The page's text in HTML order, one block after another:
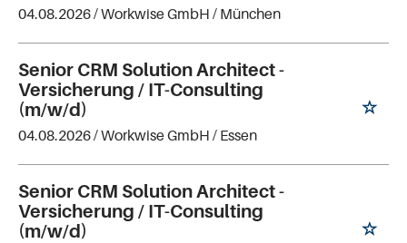
04.08.2026 /Workwise GmbH / München
Senior CRM Solution Architect -
Versicherung / IT-Consulting
(m/w/d)
04.08.2026 /Workwise GmbH / Essen
Senior CRM Solution Architect -
Versicherung / IT-Consulting
(m/w/d)